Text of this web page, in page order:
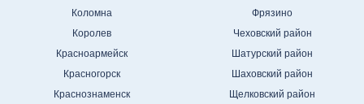
Коломна
Королев
Красноармейск
Красногорск
Краснознаменск
Фрязино
Чеховский район
Шатурский район
Шаховский район
Щелковский район